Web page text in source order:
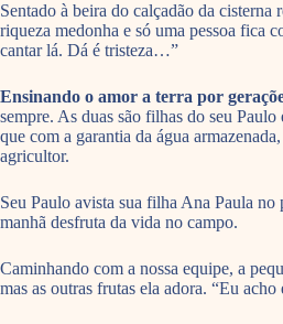
Sentado à beira do calçadão da
riqueza medonha e só uma pessoa fica
cantar lá. Dá é tristeza…”
Ensinando o amor a terra por
sempre. As duas são filhas do seu
que com a garantia da água
agricultor.
Seu Paulo avista sua filha Ana Paula
manhã desfruta da vida no campo.
Caminhando com a nossa equipe, a
mas as outras frutas ela adora. “Eu